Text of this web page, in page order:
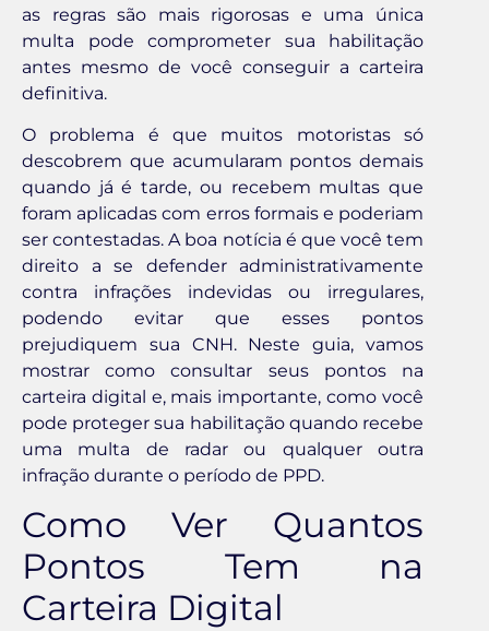
as regras são mais rigorosas e uma única
multa pode comprometer sua habilitação
antes mesmo de você conseguir a carteira
definitiva.
O problema é que muitos motoristas só
descobrem que acumularam pontos demais
quando já é tarde, ou recebem multas que
foram aplicadas com erros formais e poderiam
ser contestadas. A boa notícia é que você tem
direito a se defender administrativamente
contra infrações indevidas ou irregulares,
podendo evitar que esses pontos
prejudiquem sua CNH. Neste guia, vamos
mostrar como consultar seus pontos na
carteira digital e, mais importante, como você
pode proteger sua habilitação quando recebe
uma multa de radar ou qualquer outra
infração durante o período de PPD.
Como Ver Quantos
Pontos Tem na
Carteira Digital